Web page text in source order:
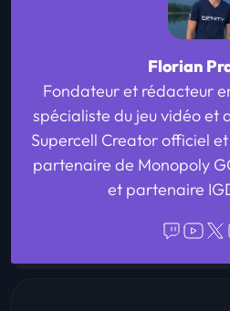
Florian
Fondateur et rédacteur
spécialiste du jeu vidéo et
Supercell Creator officiel
partenaire de Monopoly
et partenaire